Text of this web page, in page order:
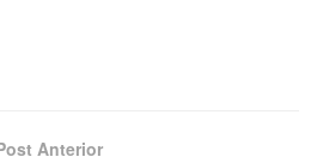
Anterior